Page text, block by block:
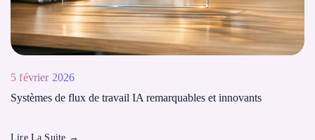
5 février 2026
Systèmes de flux de travail IA remarquables et innovants
Lire La Suite →